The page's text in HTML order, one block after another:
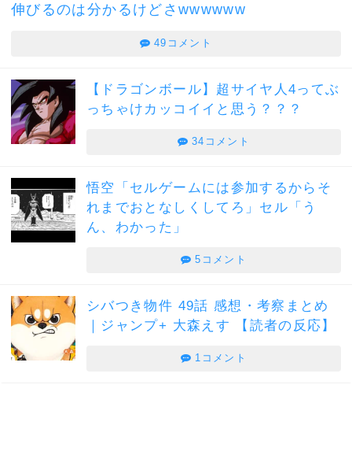
伸びるのは分かるけどさwwwwww
49コメント
【ドラゴンボール】超サイヤ人4ってぶ
っちゃけカッコイイと思う？？？
34コメント
悟空「セルゲームには参加するからそ
れまでおとなしくしてろ」セル「う
ん、わかった」
5コメント
シバつき物件 49話 感想・考察まとめ
｜ジャンプ+ 大森えす 【読者の反応】
1コメント